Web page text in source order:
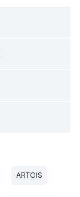
ARTOIS